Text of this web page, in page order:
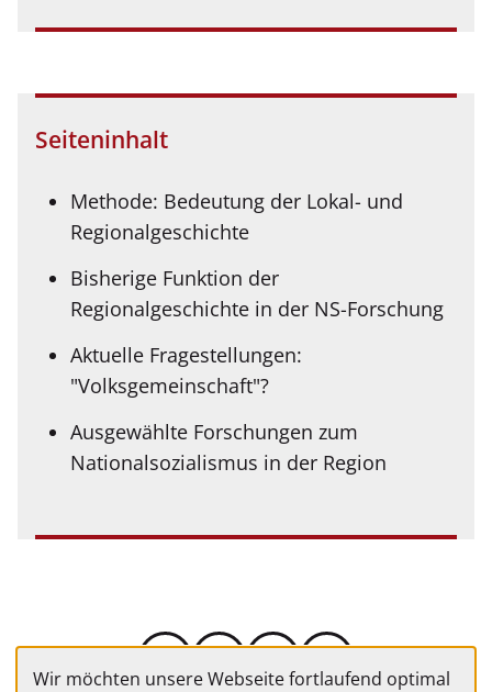
Seiteninhalt
Methode: Bedeutung der Lokal- und
Regionalgeschichte
Bisherige Funktion der
Regionalgeschichte in der NS-Forschung
Aktuelle Fragestellungen:
"Volksgemeinschaft"?
Ausgewählte Forschungen zum
Nationalsozialismus in der Region
Wir möchten unsere Webseite fortlaufend optimal